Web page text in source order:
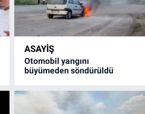
ASAYİŞ
Otomobil yangını
büyümeden söndürüldü